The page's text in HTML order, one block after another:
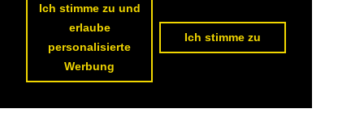
Ich stimme zu und
erlaube
personalisierte
Werbung
Ich stimme zu